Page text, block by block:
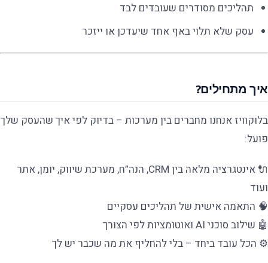
תהליכים מסודרים שעובדים לבד
עסק שלא תלוי באף אחד שיעדכן או ייזכר
איך מתחילים?
בלוקוויז אנחנו מחברים בין מערכות – בדיוק לפי איך שהעסק שלך
פועל:
🔌 אינטגרציה מלאה בין CRM, הנה”ח, מערכת שיווק, יומן, אתר
ועוד
🧠 התאמה אישית של תהליכים עסקיים
🤖 שילוב סוכני AI ואוטומציות לפי הצורך
⚙️ הכל עובד ביחד – בלי להחליף את מה שכבר יש לך